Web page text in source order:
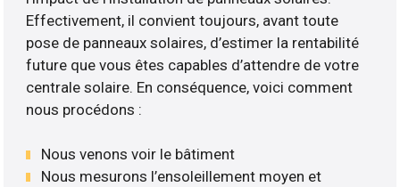
Effectivement, il convient toujours, avant toute
pose de panneaux solaires, d’estimer la rentabilité
future que vous êtes capables d’attendre de votre
centrale solaire. En conséquence, voici comment
nous procédons :
Nous venons voir le bâtiment
Nous mesurons l’ensoleillement moyen et